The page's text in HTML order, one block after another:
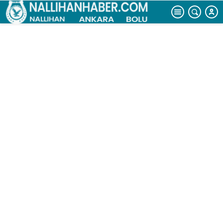
hamamını
yeniden inşa
ediyor